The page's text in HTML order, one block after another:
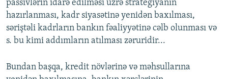
passivlərin idarə edilməsi üzrə strategiyanın
hazırlanması, kadr siyasətinə yenidən baxılması,
səriştəli kadrların bankın fəaliyyətinə cəlb olunması və
s. bu kimi addımların atılması zəruridir...
Bundan başqa, kredit növlərinə və məhsullarına